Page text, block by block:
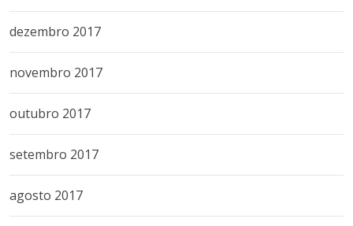
dezembro 2017
novembro 2017
outubro 2017
setembro 2017
agosto 2017